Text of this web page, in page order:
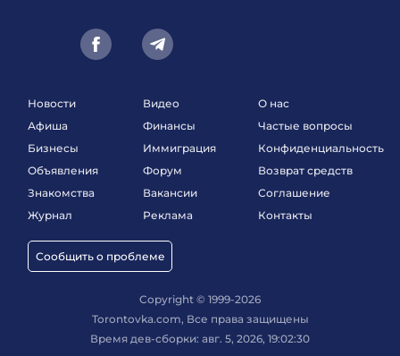
Новости
Афиша
Бизнесы
Объявления
Знакомства
Журнал
Сообщить о проблеме
Видео
Финансы
Иммиграция
Форум
Вакансии
Реклама
О нас
Частые вопросы
Конфиденциальность
Возврат средств
Соглашение
Контакты
Copyright © 1999-2026
Torontovka.com, Все права защищены
Время дев-сборки: авг. 5, 2026, 19:02:30